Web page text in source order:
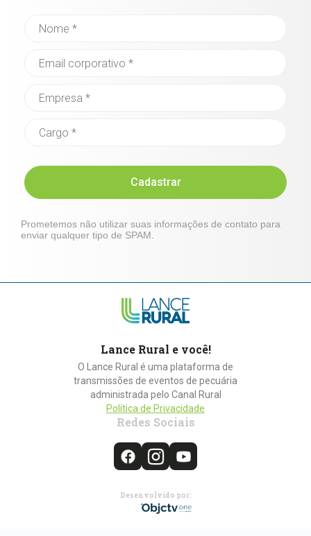
Cadastrar
Prometemos não utilizar suas informações de contato para
enviar qualquer tipo de SPAM.
Lance Rural e você!
O Lance Rural é uma plataforma de
transmissões de eventos de pecuária
administrada pelo Canal Rural
Política de Privacidade
Redes Sociais
Desenvolvido por: